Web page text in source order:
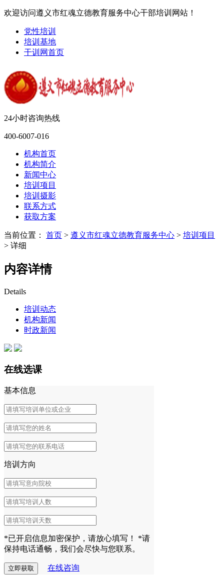
欢迎访问遵义市红魂立德教育服务中心干部培训网站！
党性培训
培训基地
干训网首页
24小时咨询热线
400-6007-016
机构首页
机构简介
新闻中心
培训项目
培训摄影
联系方式
获取方案
当前位置： 首页 > 遵义市红魂立德教育服务中心 > 培训项目
> 详细
内容详情
Details
培训动态
机构新闻
时政新闻
在线选课
基本信息
培训方向
*已开启信息加密保护，请放心填写！
*请
保持电话通畅，我们会尽快与您联系。
在线咨询